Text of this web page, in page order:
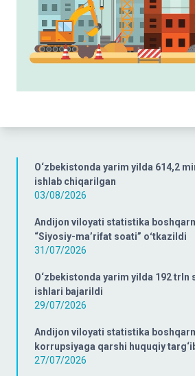
O‘zbekistonda yarim yilda 614,2
ishlab chiqarilgan
03/08/2026
Andijon viloyati statistika
“Siyosiy-ma’rifat soati” oʻtkazildi
31/07/2026
O‘zbekistonda yarim yilda 192 trln
ishlari bajarildi
29/07/2026
Andijon viloyati statistika
korrupsiyaga qarshi huquqiy
27/07/2026